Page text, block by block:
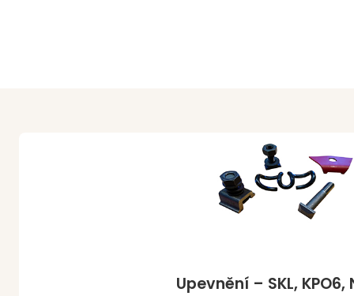
Upevnění – SKL, KPO6,